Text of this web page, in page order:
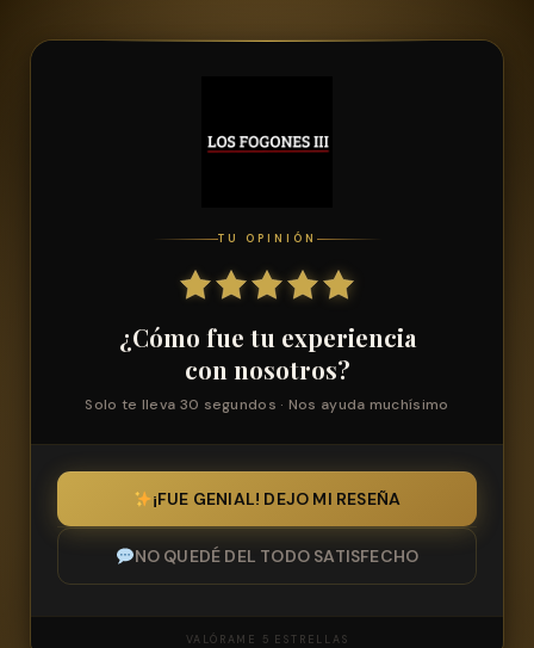
TU OPINIÓN
¿Cómo fue tu experiencia
con nosotros?
Solo te lleva 30 segundos · Nos ayuda muchísimo
¡FUE GENIAL! DEJO MI RESEÑA
NO QUEDÉ DEL TODO SATISFECHO
VALÓRAME 5 ESTRELLAS